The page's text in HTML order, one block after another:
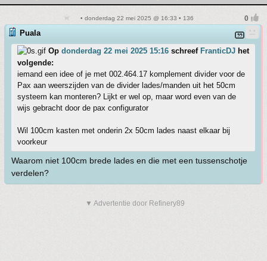
• donderdag 22 mei 2025 @ 16:33 • 136
Puala
Op donderdag 22 mei 2025 15:16 schreef FranticDJ het
volgende:
iemand een idee of je met 002.464.17 komplement divider voor de
Pax aan weerszijden van de divider lades/manden uit het 50cm
systeem kan monteren? Lijkt er wel op, maar word even van de
wijs gebracht door de pax configurator
Wil 100cm kasten met onderin 2x 50cm lades naast elkaar bij
voorkeur
Waarom niet 100cm brede lades en die met een tussenschotje
verdelen?
▼ Advertentie door Refinery89